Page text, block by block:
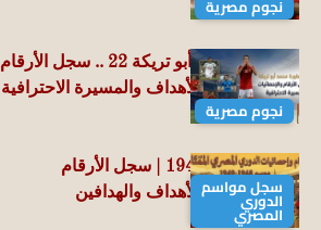
نجوم مصرية
نجوم مصرية
الماجيكو محمد أبو تريكة 22 .. سجل الأرقام
والإحصائيات والأهداف والمسيرة الاحترافية
سجل مواسم
الدوري
المصري
موسم 1948-1949 | سجل الأرقام
والإحصائيات والأهداف والهدافين